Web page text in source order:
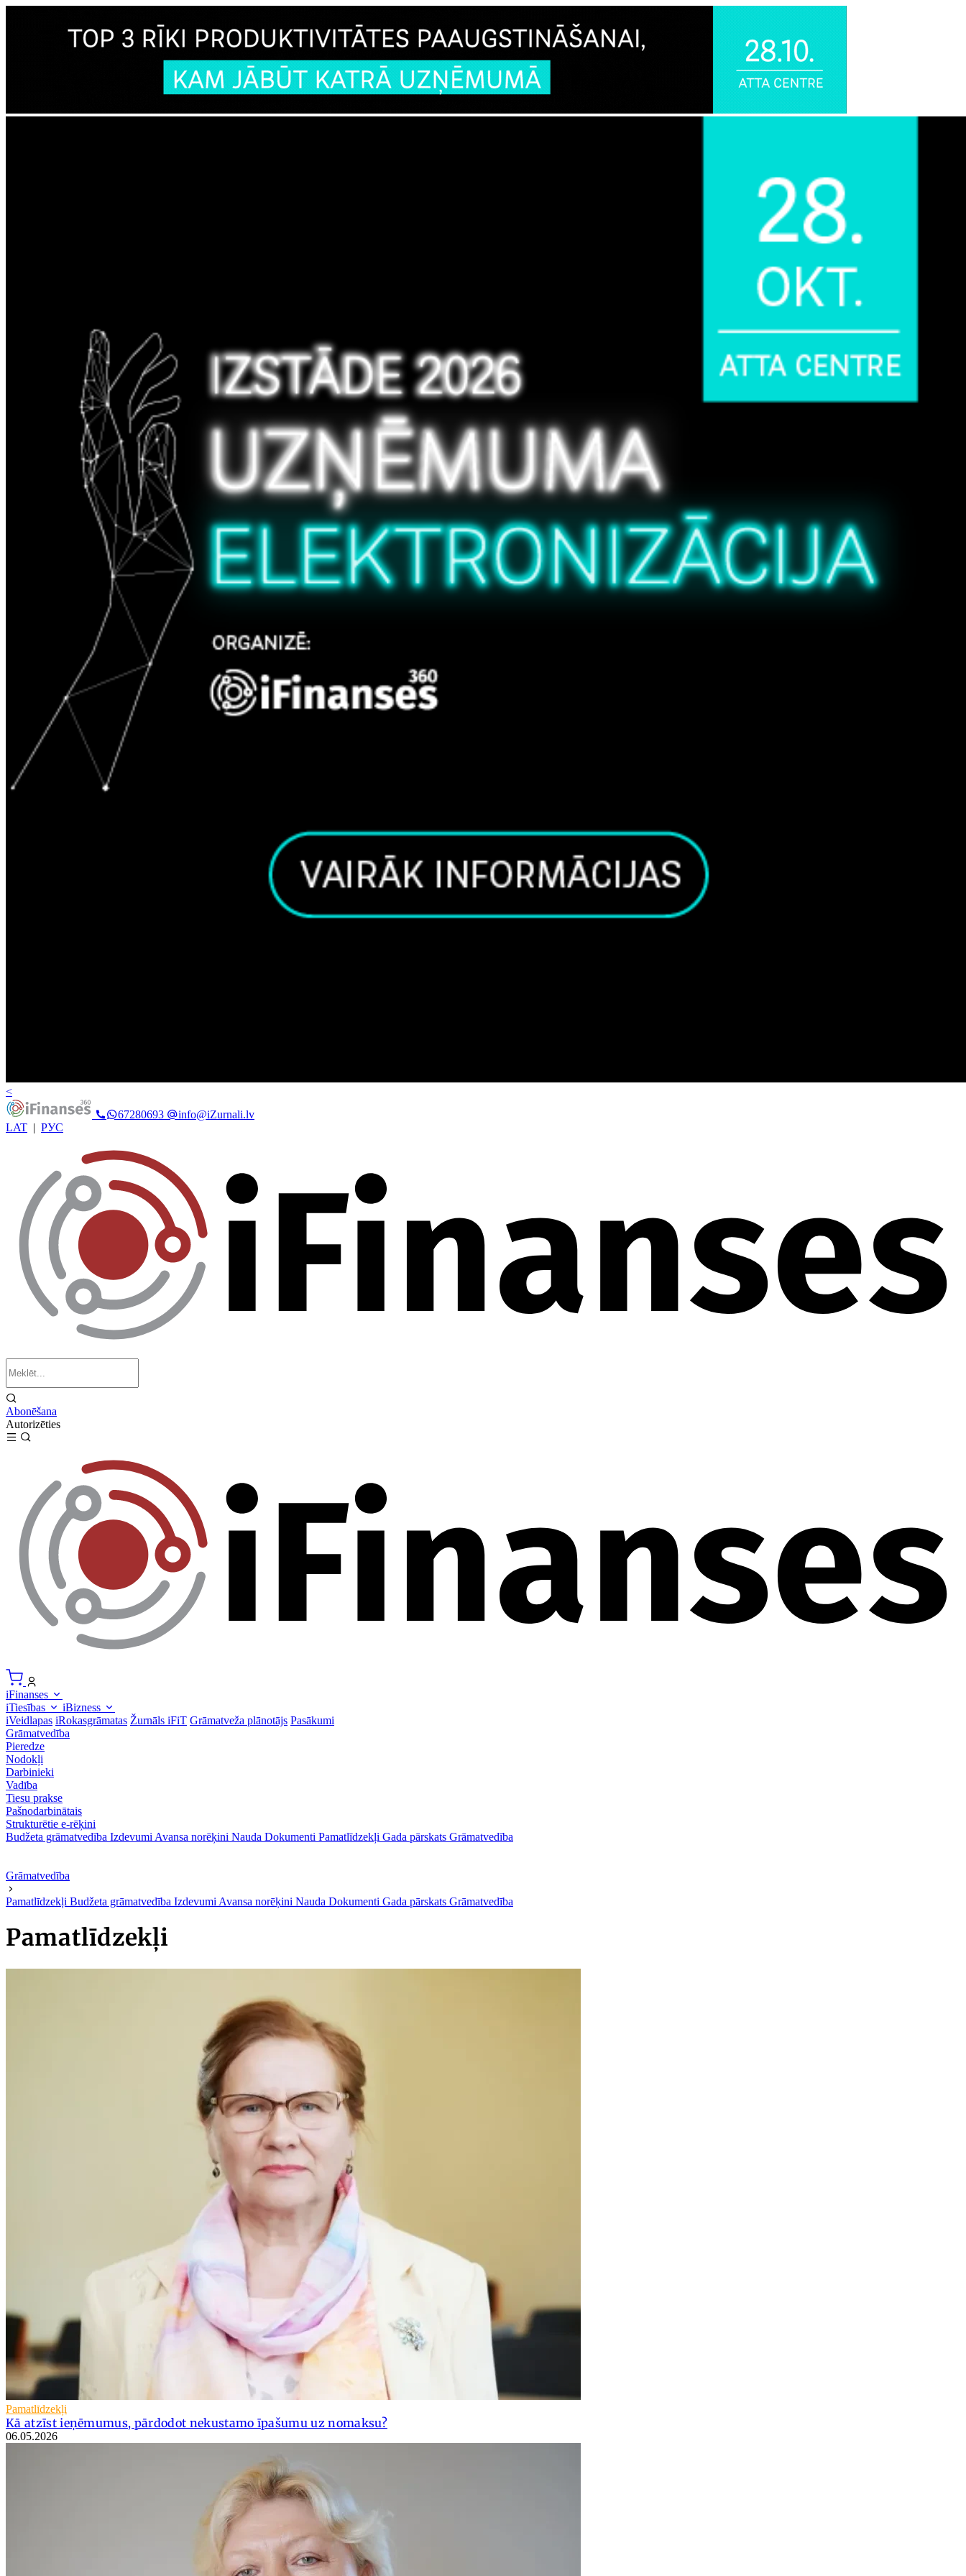
<
67280693
info@iZurnali.lv
LAT | РУС
Abonēšana
Autorizēties
iFinanses
iTiesības
iBizness
iVeidlapas iRokasgrāmatas Žurnāls iFiT Grāmatveža plānotājs Pasākumi
Grāmatvedība
Pieredze
Nodokļi
Darbinieki
Vadība
Tiesu prakse
Pašnodarbinātais
Strukturētie e-rēķini
Budžeta grāmatvedība Izdevumi Avansa norēķini Nauda Dokumenti Pamatlīdzekļi Gada pārskats Grāmatvedība
Grāmatvedība
Pamatlīdzekļi Budžeta grāmatvedība Izdevumi Avansa norēķini Nauda Dokumenti Gada pārskats Grāmatvedība
Pamatlīdzekļi
Pamatlīdzekļi
Kā atzīst ieņēmumus, pārdodot nekustamo īpašumu uz nomaksu?
06.05.2026